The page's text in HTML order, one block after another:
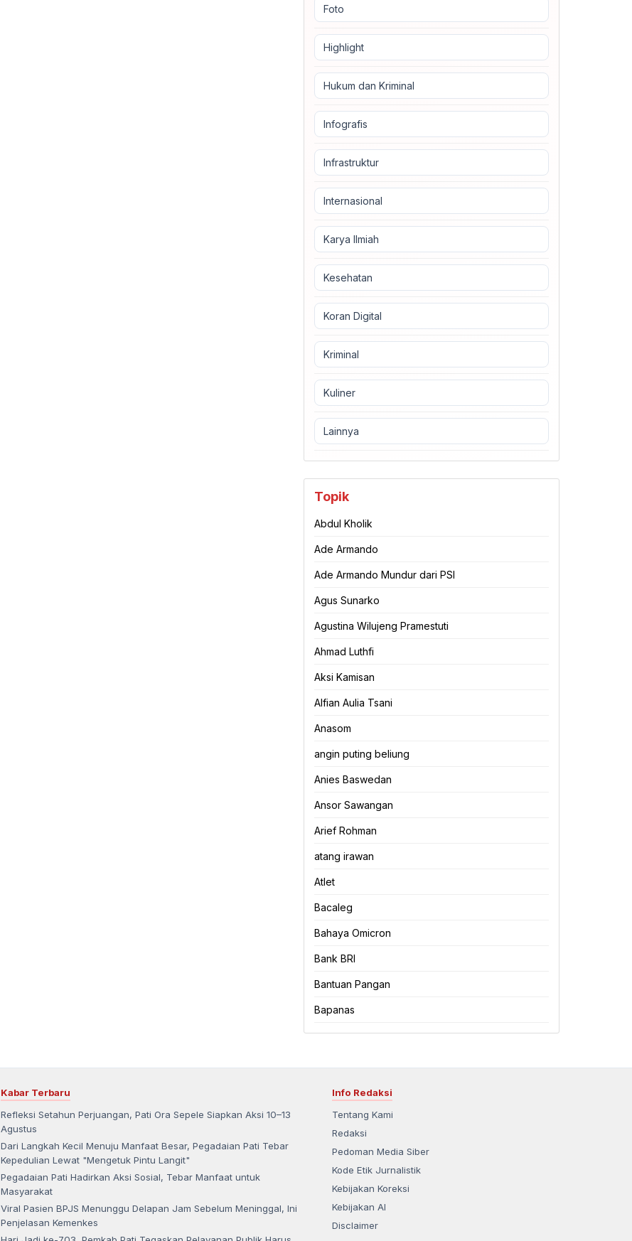
Foto
Highlight
Hukum dan Kriminal
Infografis
Infrastruktur
Internasional
Karya Ilmiah
Kesehatan
Koran Digital
Kriminal
Kuliner
Lainnya
Topik
Abdul Kholik
Ade Armando
Ade Armando Mundur dari PSI
Agus Sunarko
Agustina Wilujeng Pramestuti
Ahmad Luthfi
Aksi Kamisan
Alfian Aulia Tsani
Anasom
angin puting beliung
Anies Baswedan
Ansor Sawangan
Arief Rohman
atang irawan
Atlet
Bacaleg
Bahaya Omicron
Bank BRI
Bantuan Pangan
Bapanas
Kabar Terbaru
Refleksi Setahun Perjuangan, Pati Ora Sepele Siapkan Aksi 10–13
Agustus
Dari Langkah Kecil Menuju Manfaat Besar, Pegadaian Pati Tebar
Kepedulian Lewat "Mengetuk Pintu Langit"
Pegadaian Pati Hadirkan Aksi Sosial, Tebar Manfaat untuk
Masyarakat
Viral Pasien BPJS Menunggu Delapan Jam Sebelum Meninggal, Ini
Penjelasan Kemenkes
Info Redaksi
Tentang Kami
Redaksi
Pedoman Media Siber
Kode Etik Jurnalistik
Kebijakan Koreksi
Kebijakan AI
Disclaimer